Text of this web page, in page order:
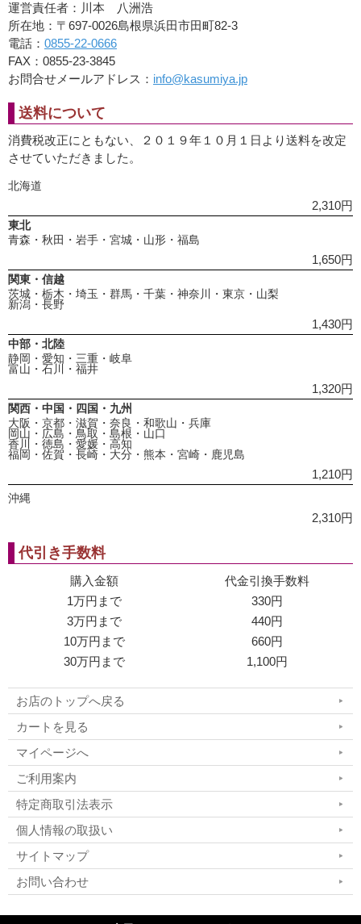
運営責任者：川本 八洲浩
所在地：〒697-0026島根県浜田市田町82-3
電話： 0855-22-0666
FAX：0855-23-3845
お問合せメールアドレス： info@kasumiya.jp
送料について
消費税改正にともない、２０１９年１０月１日より送料を改定
させていただきました。
北海道
2,310円
東北
青森・秋田・岩手・宮城・山形・福島
1,650円
関東・信越
茨城・栃木・埼玉・群馬・千葉・神奈川・東京・山梨
新潟・長野
1,430円
中部・北陸
静岡・愛知・三重・岐阜
富山・石川・福井
1,320円
関西・中国・四国・九州
大阪・京都・滋賀・奈良・和歌山・兵庫
岡山・広島・鳥取・島根・山口
香川・徳島・愛媛・高知
福岡・佐賀・長崎・大分・熊本・宮崎・鹿児島
1,210円
沖縄
2,310円
代引き手数料
購入金額
代金引換手数料
1万円まで
330円
3万円まで
440円
10万円まで
660円
30万円まで
1,100円
お店のトップへ戻る
カートを見る
マイページへ
ご利用案内
特定商取引法表示
個人情報の取扱い
サイトマップ
お問い合わせ